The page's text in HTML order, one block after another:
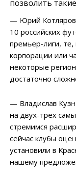
позволить
— Юрий
10 российских
премьер-лиги,
корпорации или
некоторые
достаточно
— Владислав
на двух-трех
стремимся
сейчас клубы
установили в
нашему